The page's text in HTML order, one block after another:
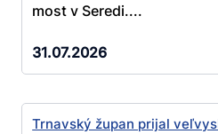
most v Seredi....
31.07.2026
Trnavský župan prijal